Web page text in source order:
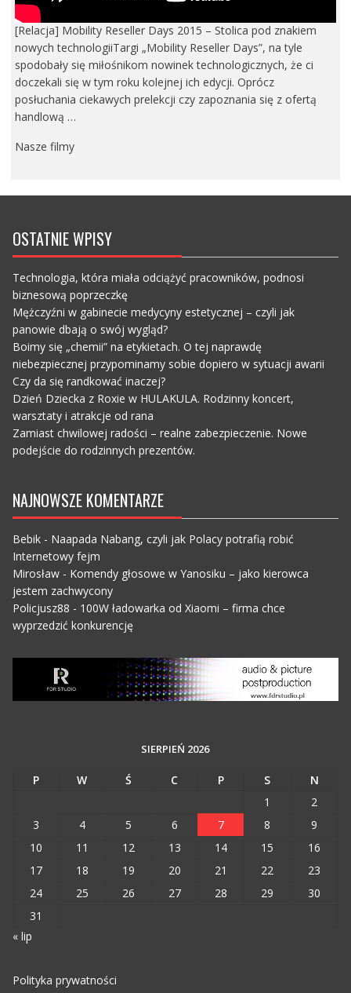
[Relacja] Mobility Reseller Days 2015 – Stolica pod znakiem
nowych technologiiTargi „Mobility Reseller Days”, na tyle
spodobały się miłośnikom nowinek technologicznych, że ci
doczekali się w tym roku kolejnej ich edycji. Oprócz
posłuchania ciekawych prelekcji czy zapoznania się z ofertą
handlową …
Nasze filmy
OSTATNIE WPISY
Technologia, która miała odciążyć pracowników, podnosi
biznesową poprzeczkę
Mężczyźni w gabinecie medycyny estetycznej – czyli jak
panowie dbają o swój wygląd?
Boimy się „chemii” na etykietach. O tej naprawdę
niebezpiecznej przypominamy sobie dopiero w sytuacji awarii
Czy da się randkować inaczej?
Dzień Dziecka z Roxie w HULAKULA. Rodzinny koncert,
warsztaty i atrakcje od rana
Zamiast chwilowej radości – realne zabezpieczenie. Nowe
podejście do rodzinnych prezentów.
NAJNOWSZE KOMENTARZE
Bebik- Naapada Nabang, czyli jak Polacy potrafią robić
Internetowy fejm
Mirosław- Komendy głosowe w Yanosiku – jako kierowca
jestem zachwycony
Policjusz88 - 100W ładowarka od Xiaomi – firma chce
wyprzedzić konkurencję
SIERPIEŃ 2026
P W Ś C P S
N
1
2
3
4 5 6 7 8
9
10
11 12 13 14 15
16
17
18 19 20 21 22
23
24
25 26 27 28 29
30
31
« lip
Polityka prywatności